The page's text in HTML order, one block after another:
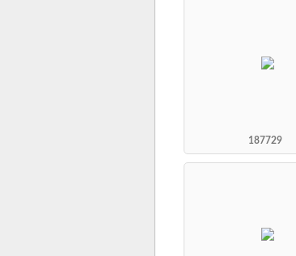
187729